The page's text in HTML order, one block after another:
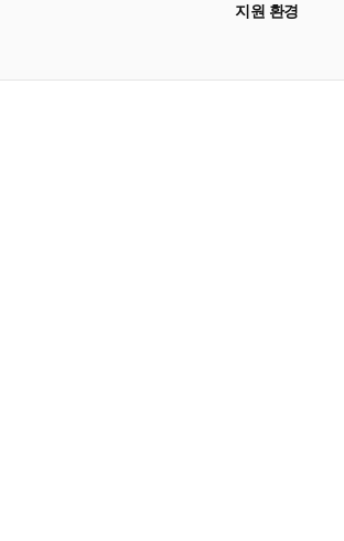
지원 환경